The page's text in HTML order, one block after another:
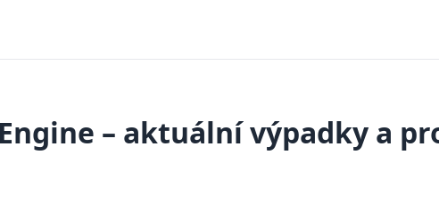
– aktuální výpadky a